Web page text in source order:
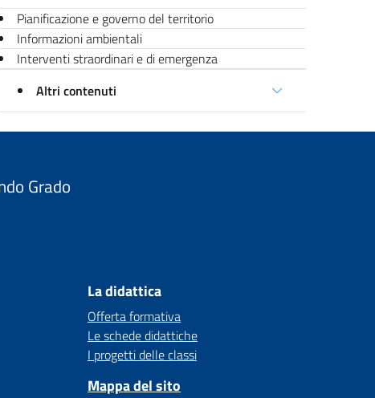
Pianificazione e governo del territorio
Informazioni ambientali
Interventi straordinari e di emergenza
Altri contenuti
Grado
La didattica
Offerta formativa
Le schede didattiche
I progetti delle classi
Mappa del sito